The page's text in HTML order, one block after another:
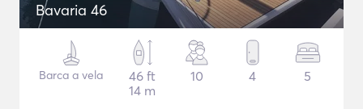
Bavaria 46
Barca a vela
46 ft
14 m
10 4 5